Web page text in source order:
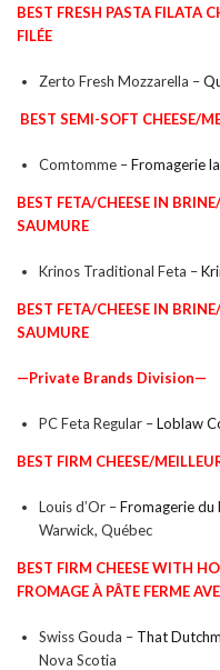
BEST FRESH PASTA FILATA
FILÉE
Zerto Fresh Mozzarella –
BEST SEMI-SOFT CHEESE/
Comtomme –Fromagerie
BEST FETA/CHEESE IN BRINE/
SAUMURE
Krinos Traditional Feta –
BEST FETA/CHEESE IN BRINE/
SAUMURE
—Private Brands Division—
PC Feta Regular –Loblaw
BEST FIRM CHEESE/
Louis d’Or –Fromagerie du
Warwick, Québec
BEST FIRM CHEESE WITH
FROMAGE À PÂTE FERME
Swiss Gouda – That
Nova Scotia